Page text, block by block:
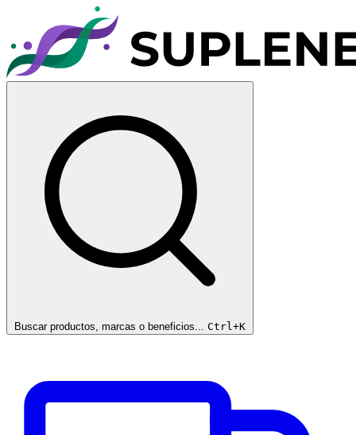
Buscar productos, marcas o beneficios... Ctrl+K